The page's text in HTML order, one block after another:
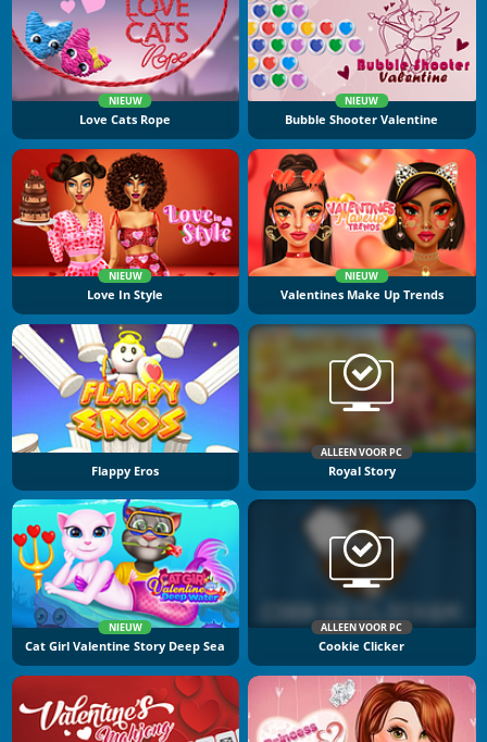
NIEUW
Love Cats Rope
NIEUW
Bubble Shooter Valentine
NIEUW
Love In Style
NIEUW
Valentines Make Up Trends
Flappy Eros
ALLEEN VOOR PC
Royal Story
NIEUW
Cat Girl Valentine Story Deep Sea
ALLEEN VOOR PC
Cookie Clicker